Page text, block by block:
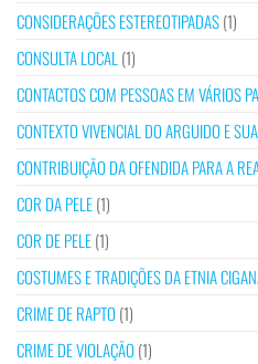
CONSIDERAÇÕES ESTEREOTIPADAS(1)
CONSULTA LOCAL (1)
CONTACTOS COM PESSOAS EM VÁRIOS
CONTEXTO VIVENCIAL DO ARGUIDO E
CONTRIBUIÇÃO DA OFENDIDA PARA A
COR DA PELE(1)
COR DE PELE(1)
COSTUMES E TRADIÇÕES DA ETNIA
CRIME DE RAPTO (1)
CRIME DE VIOLAÇÃO (1)